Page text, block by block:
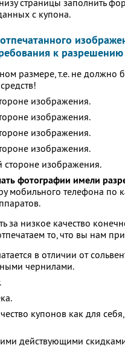
страницы заполнить
с купона.
к
размере, т.е. не должно
изображения.
изображения.
изображения.
изображения.
изображения.
фотографии имели
мобильного телефона по
за низкое качество
то, что вы нам
в отличии от
чернилами.
купонов как для
действующими